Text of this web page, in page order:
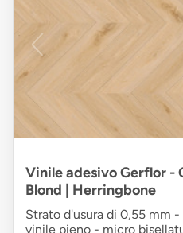
Vinile adesivo Gerflor -
Blond | Herringbone
Strato d'usura di 0,55 mm
vinile pieno - micro